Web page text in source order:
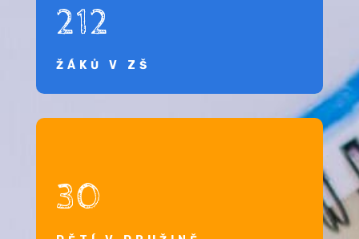
212
ŽÁKŮ V ZŠ
30